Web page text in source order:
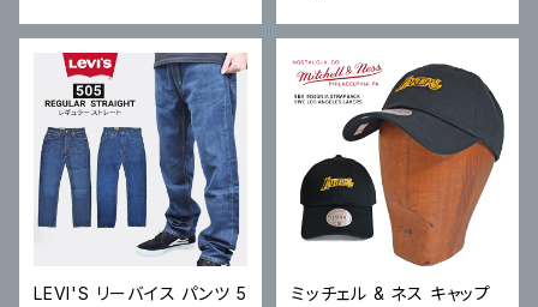
0 メール便対応可
ンズ A7221
LEVI'S リーバイス パンツ 5
ミッチェル & ネス キャップ